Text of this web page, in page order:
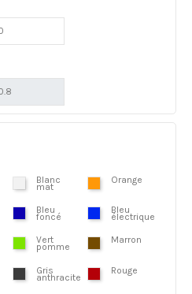
Blanc
mat
Orange
Bleu
foncé
Bleu
électrique
Vert
pomme
Marron
Gris
anthracite
Rouge